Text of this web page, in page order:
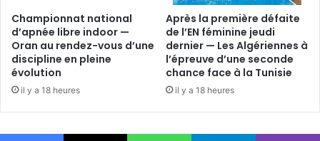
Championnat national
d’apnée libre indoor —
Oran au rendez-vous d’une
discipline en pleine
évolution
il y a 18 heures
Après la première défaite
de l’EN féminine jeudi
dernier — Les Algériennes à
l’épreuve d’une seconde
chance face à la Tunisie
il y a 18 heures